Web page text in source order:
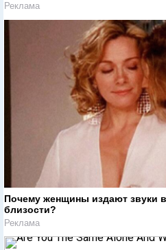
Реклама
Почему женщины издают звуки
близости?
Реклама